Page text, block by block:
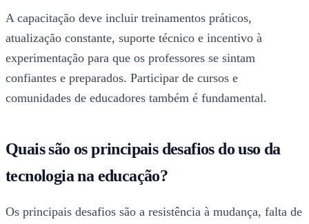
A capacitação deve incluir treinamentos práticos,
atualização constante, suporte técnico e incentivo à
experimentação para que os professores se sintam
confiantes e preparados. Participar de cursos e
comunidades de educadores também é fundamental.
Quais são os principais desafios do uso da
tecnologia na educação?
Os principais desafios são a resistência à mudança, falta de